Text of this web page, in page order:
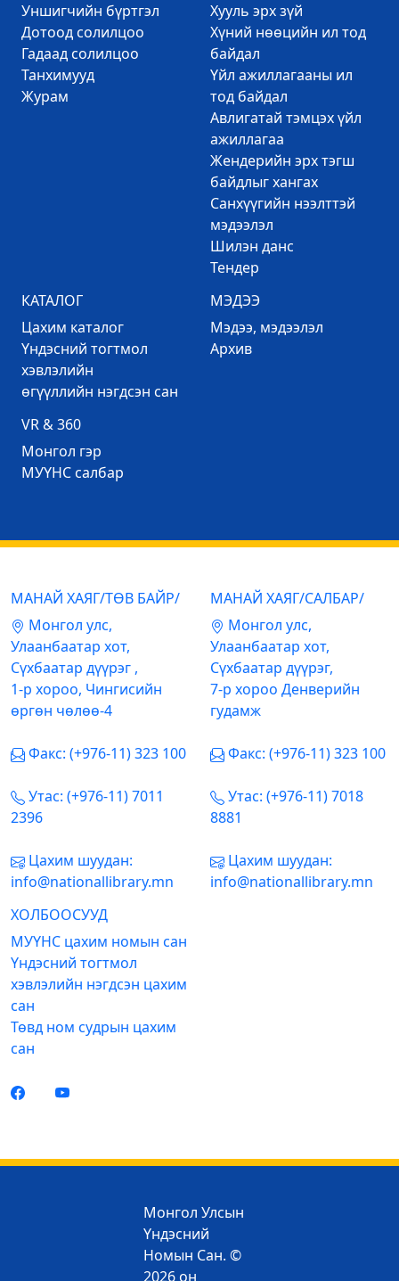
Уншигчийн бүртгэл
Дотоод солилцоо
Гадаад солилцоо
Танхимууд
Журам
Хууль эрх зүй
Хүний нөөцийн ил тод
байдал
Үйл ажиллагааны ил
тод байдал
Авлигатай тэмцэх үйл
ажиллагаа
Жендерийн эрх тэгш
байдлыг хангах
Санхүүгийн нээлттэй
мэдээлэл
Шилэн данс
Тендер
КАТАЛОГ
Цахим каталог
Үндэсний тогтмол
хэвлэлийн
өгүүллийн нэгдсэн сан
МЭДЭЭ
Mэдээ, мэдээлэл
Архив
VR & 360
Mонгол гэр
МУҮНС салбар
МАНАЙ ХАЯГ/ТӨВ БАЙР/
Mонгол улс,
Улаанбаатар хот,
Сүхбаатар дүүрэг ,
1-р хороо, Чингисийн
өргөн чөлөө-4
Факс: (+976-11) 323 100
Утас: (+976-11) 7011
2396
Цахим шуудан:
info@nationallibrary.mn
МАНАЙ ХАЯГ/САЛБАР/
Mонгол улс,
Улаанбаатар хот,
Сүхбаатар дүүрэг,
7-р хороо Денверийн
гудамж
Факс: (+976-11) 323 100
Утас: (+976-11) 7018
8881
Цахим шуудан:
info@nationallibrary.mn
ХОЛБООСУУД
МУҮНС цахим номын сан
Үндэсний тогтмол
хэвлэлийн нэгдсэн цахим
сан
Төвд ном судрын цахим
сан
Монгол Улсын
Үндэсний
Номын Сан. ©
2026 он